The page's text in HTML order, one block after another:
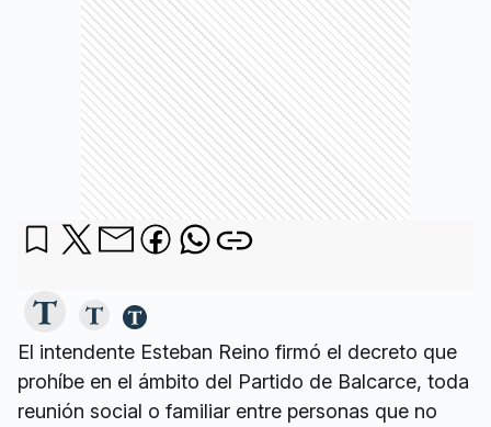
El intendente Esteban Reino firmó el decreto que
prohíbe en el ámbito del Partido de Balcarce, toda
reunión social o familiar entre personas que no